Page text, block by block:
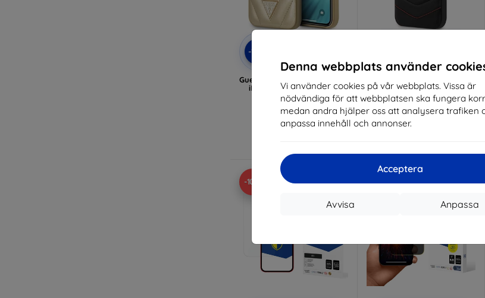
Denna webbplats använder
Vi använder cookies på vår webbplats. Vissa är
nödvändiga för att webbplatsen ska fungera
medan andra hjälper oss att analysera trafiken
anpassa innehåll och annonser.
Acceptera
Anpassa
Avvisa
-10%
kupong
Guess GUHCP12SPUVQTMLBE
iPhone 12 mini 5,4" gold
hardcase V-Quilted
Collection
(GUHCP12SPUVQTMLBE)
237 kr
213 kr
kupong
iPhone 12 mini 5,4" black
hardcase Off Track Quilted
(FEHQUHCP12SBK)
192 kr
173 kr
-10% -10%